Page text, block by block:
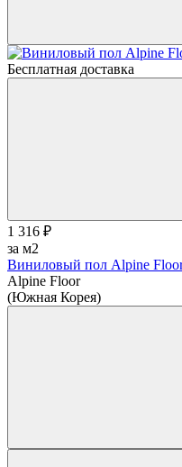
Бесплатная доставка
1 316 ₽
за м2
Виниловый пол Alpine
Alpine Floor
(Южная Корея)